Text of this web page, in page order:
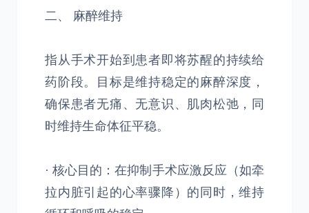
二、 麻醉维持
指从手术开始到患者即将苏醒的持续给
药阶段。目标是维持稳定的麻醉深度，
确保患者无痛、无意识、肌肉松弛，同
时维持生命体征平稳。
· 核心目的：在抑制手术应激反应（如牵
拉内脏引起的心率骤降）的同时，维持